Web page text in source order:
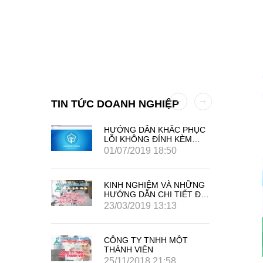
TIN TỨC DOANH NGHIỆP
HƯỚNG DẪN KHẮC PHỤC
LỖI KHÔNG ĐÍNH KÈM
PHỤ LỤC HỘ GIA ĐÌNH
01/07/2019 18:50
KINH NGHIỆM VÀ NHỮNG
HƯỚNG DẪN CHI TIẾT ĐỂ
MỞ CÔNG TY QUẢNG
23/03/2019 13:13
CÔNG TY TNHH MỘT
THÀNH VIÊN
25/11/2018 21:58